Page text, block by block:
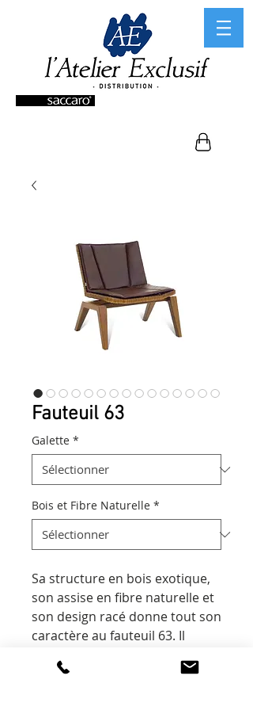
Fauteuil 63
Galette *
Bois et Fibre Naturelle *
Sa structure en bois exotique,
son assise en fibre naturelle et
son design racé donne tout son
caractère au fauteuil 63. Il